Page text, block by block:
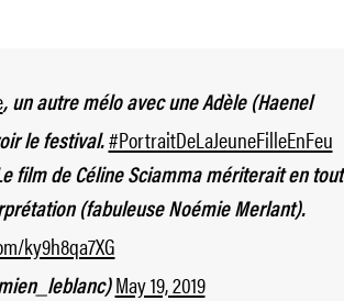
, un autre mélo avec une Adèle (Haenel
le festival. #PortraitDeLaJeuneFilleEnFeu
film de Céline Sciamma mériterait en tout
(fabuleuse Noémie Merlant).
ky9h8qa7XG
May 19, 2019